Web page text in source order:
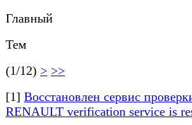
Главный
Тем
(1/12) > >>
[1] Восстановлен сервис
RENAULT verification service is